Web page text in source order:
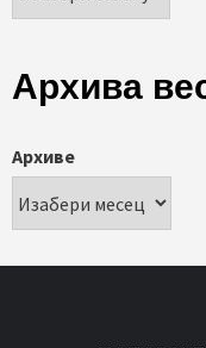
Архива
Архиве